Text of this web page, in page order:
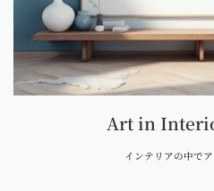
Art in
インテリアの中で